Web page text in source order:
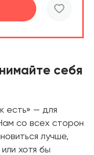
себя
есть» — для
со всех сторон
лучше,
хотя бы